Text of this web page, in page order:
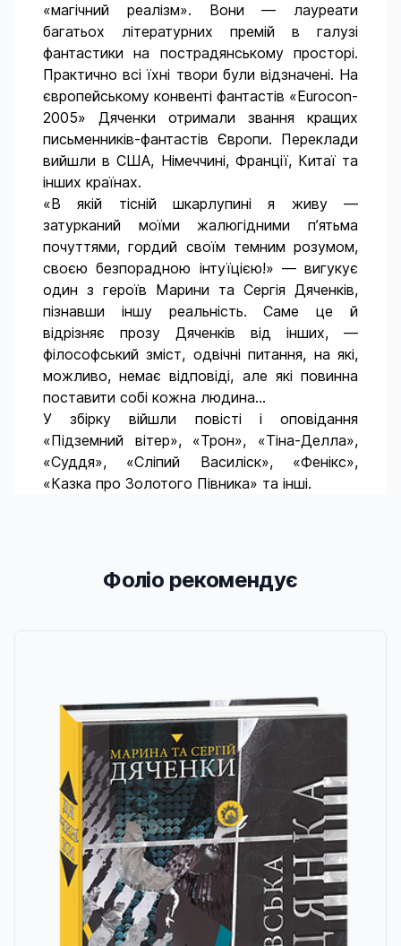
«магічний реалізм». Вони — лауреати
багатьох літературних премій в галузі
фантастики на пострадянському просторі.
Практично всі їхні твори були відзначені. На
європейському конвенті фантастів «Eurocon-
2005» Дяченки отримали звання кращих
письменників-фантастів Європи. Переклади
вийшли в США, Німеччині, Франції, Китаї та
інших країнах.
«В якій тісній шкарлупині я живу —
затурканий моїми жалюгідними п’ятьма
почуттями, гордий своїм темним розумом,
своєю безпорадною інтуїцією!» — вигукує
один з героїв Марини та Сергія Дяченків,
пізнавши іншу реальність. Саме це й
відрізняє прозу Дяченків від інших, —
філософський зміст, одвічні питання, на які,
можливо, немає відповіді, але які повинна
поставити собі кожна людина...
У збірку війшли повісті і оповідання
«Підземний вітер», «Трон», «Тіна-Делла»,
«Суддя», «Сліпий Василіск», «Фенікс»,
«Казка про Золотого Півника» та інші.
Фоліо рекомендує